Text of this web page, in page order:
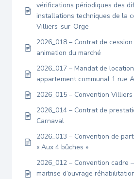
vérifications périodiques des
installations techniques de la
Villiers-sur-Orge
2026_018 – Contrat de
animation du marché
2026_017 – Mandat de
appartement communal 1 rue
2026_015 – Convention
2026_014 – Contrat de
Carnaval
2026_013 – Convention de
« Aux 4 bûches »
2026_012 – Convention cadre
maitrise d’ouvrage